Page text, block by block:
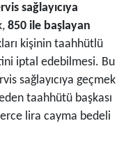
sağlayıcıya
850 ile başlayan
kişinin taahhütlü
iptal edebilmesi. Bu
sağlayıcıya geçmek
taahhütü başkası
lira cayma bedeli